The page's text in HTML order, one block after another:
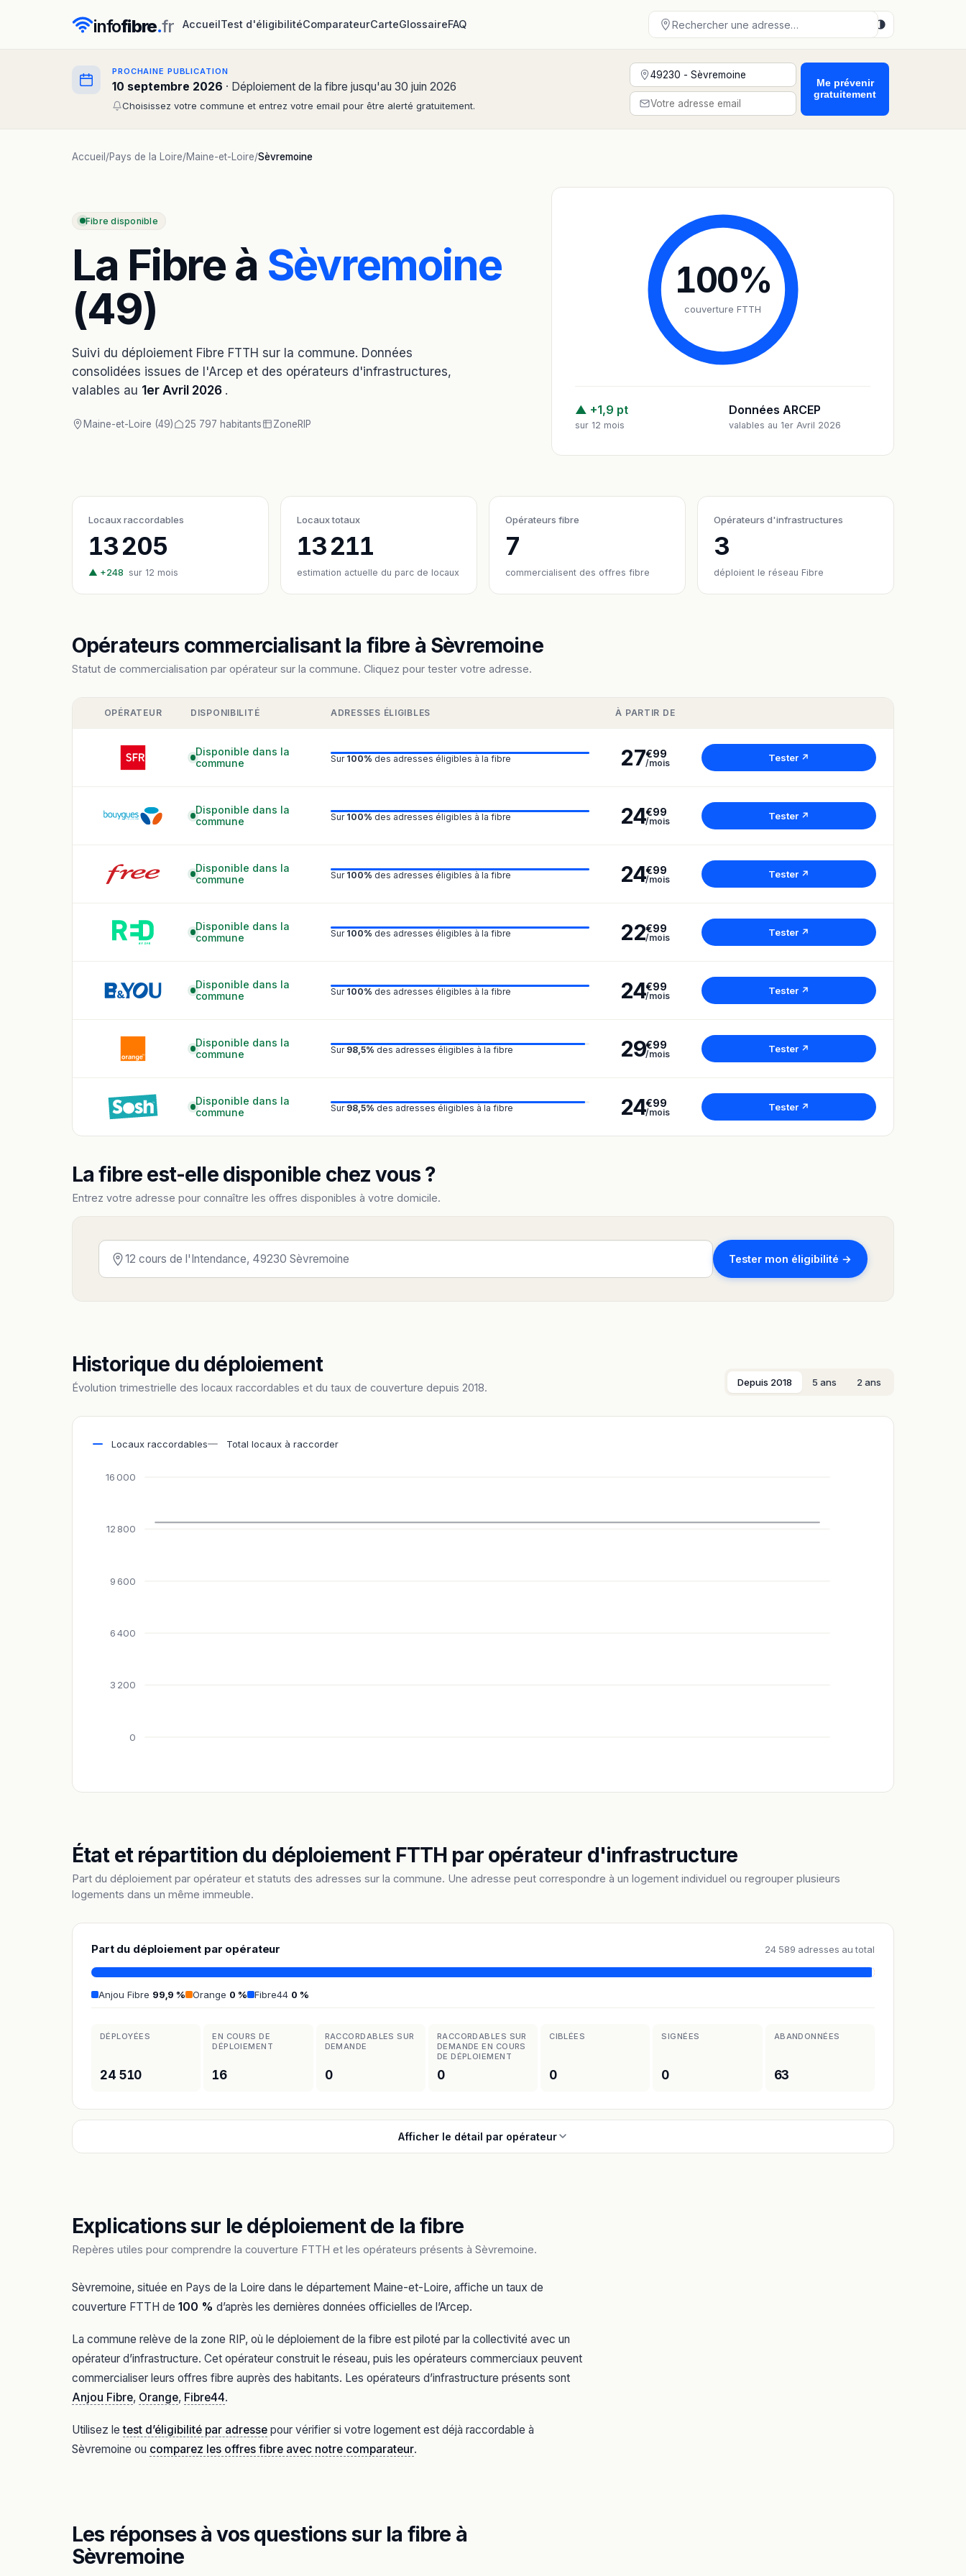
infofibre.fr AccueilTest d'éligibilitéComparateurCarteGlossaireFAQ
PROCHAINE PUBLICATION
10 septembre 2026 · Déploiement de la fibre jusqu'au 30 juin 2026
Choisissez votre commune et entrez votre email pour être alerté gratuitement.
Me prévenir
gratuitement
Accueil /Pays de la Loire/Maine-et-Loire/Sèvremoine
Fibre disponible
La Fibre à Sèvremoine
(49)
Suivi du déploiement Fibre FTTH sur la commune. Données
consolidées issues de l'Arcep et des opérateurs d'infrastructures,
valables au 1er Avril 2026 .
Maine-et-Loire (49) 25 797 habitants ZoneRIP
100%
couverture FTTH
▲ +1,9 pt
sur 12 mois
Données ARCEP
valables au 1er Avril 2026
Locaux raccordables
13 205
▲ +248 sur 12 mois
Locaux totaux
13 211
estimation actuelle du parc de locaux
Opérateurs fibre
7
commercialisent des offres fibre
Opérateurs d'infrastructures
3
déploient le réseau Fibre
Opérateurs commercialisant la fibre à Sèvremoine
Statut de commercialisation par opérateur sur la commune. Cliquez pour tester votre adresse.
OPÉRATEUR DISPONIBILITÉ ADRESSES ÉLIGIBLES À PARTIR DE
Disponible dans la
commune
Sur 100% des adresses éligibles à la fibre 27€99
/mois Tester ↗
Disponible dans la
commune
Sur 100% des adresses éligibles à la fibre 24€99
/mois Tester ↗
Disponible dans la
commune
Sur 100% des adresses éligibles à la fibre 24€99
/mois Tester ↗
Disponible dans la
commune
Sur 100% des adresses éligibles à la fibre 22€99
/mois Tester ↗
Disponible dans la
commune
Sur 100% des adresses éligibles à la fibre 24€99
/mois Tester ↗
Disponible dans la
commune
Sur 98,5% des adresses éligibles à la fibre 29€99
/mois Tester ↗
Disponible dans la
commune
Sur 98,5% des adresses éligibles à la fibre 24€99
/mois Tester ↗
La fibre est-elle disponible chez vous ?
Entrez votre adresse pour connaître les offres disponibles à votre domicile.
Tester mon éligibilité →
Historique du déploiement
Évolution trimestrielle des locaux raccordables et du taux de couverture depuis 2018. Depuis 2018 5 ans 2 ans
Locaux raccordables Total locaux à raccorder
0
3 200
6 400
9 600
12 800
16 000
État et répartition du déploiement FTTH par opérateur d'infrastructure
Part du déploiement par opérateur et statuts des adresses sur la commune. Une adresse peut correspondre à un logement individuel ou regrouper plusieurs
logements dans un même immeuble.
Part du déploiement par opérateur 24 589 adresses au total
Anjou Fibre 99,9 % Orange 0 % Fibre44 0 %
DÉPLOYÉES
24 510
EN COURS DE
DÉPLOIEMENT
16
RACCORDABLES SUR
DEMANDE
0
RACCORDABLES SUR
DEMANDE EN COURS
DE DÉPLOIEMENT
0
CIBLÉES
0
SIGNÉES
0
ABANDONNÉES
63
Afficher le détail par opérateur
Explications sur le déploiement de la fibre
Repères utiles pour comprendre la couverture FTTH et les opérateurs présents à Sèvremoine.
Sèvremoine, située en Pays de la Loire dans le département Maine-et-Loire, affiche un taux de
couverture FTTH de 100 % d’après les dernières données officielles de l’Arcep.
La commune relève de la zone RIP, où le déploiement de la fibre est piloté par la collectivité avec un
opérateur d’infrastructure. Cet opérateur construit le réseau, puis les opérateurs commerciaux peuvent
commercialiser leurs offres fibre auprès des habitants. Les opérateurs d’infrastructure présents sont
Anjou Fibre, Orange, Fibre44.
Utilisez letest d’éligibilité par adresse pour vérifier si votre logement est déjà raccordable à
Sèvremoine ou comparez les offres fibre avec notre comparateur.
Les réponses à vos questions sur la fibre à
Sèvremoine